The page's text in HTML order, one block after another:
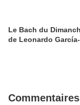
Le Bach du
de Leonardo
Commentaires